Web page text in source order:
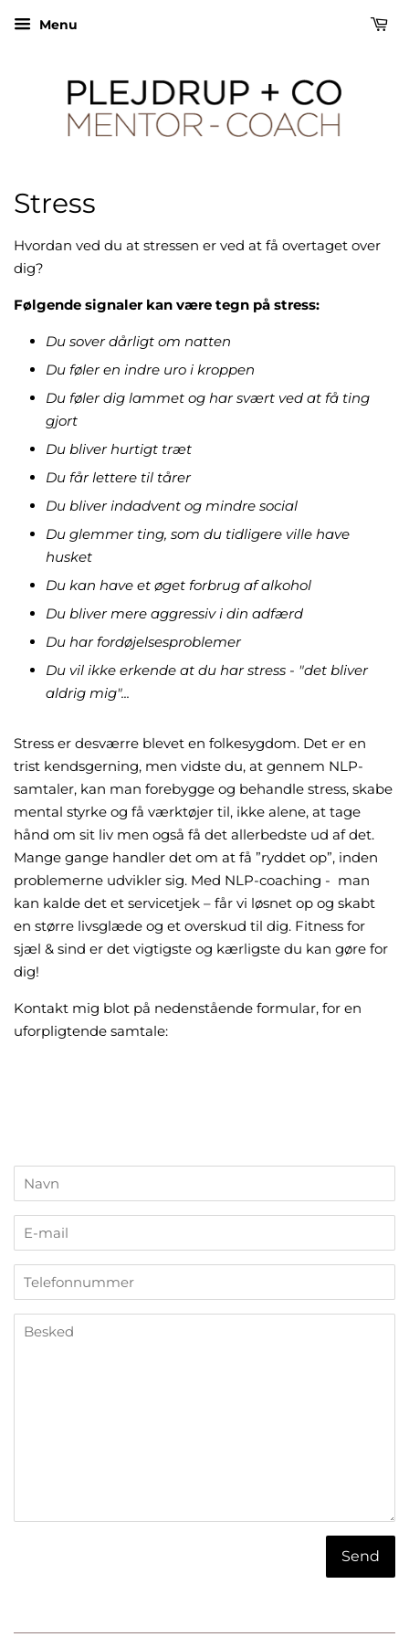
Menu
Stress
Hvordan ved du at stressen er ved at få overtaget over
dig?
Følgende signaler kan være tegn på stress:
Du sover dårligt om natten
Du føler en indre uro i kroppen
Du føler dig lammet og har svært ved at få ting
gjort
Du bliver hurtigt træt
Du får lettere til tårer
Du bliver indadvent og mindre social
Du glemmer ting, som du tidligere ville have
husket
Du kan have et øget forbrug af alkohol
Du bliver mere aggressiv i din adfærd
Du har fordøjelsesproblemer
Du vil ikke erkende at du har stress - "det bliver
aldrig mig"...
Stress er desværre blevet en folkesygdom. Det er en
trist kendsgerning, men vidste du, at gennem NLP-
samtaler, kan man forebygge og behandle stress, skabe
mental styrke og få værktøjer til, ikke alene, at tage
hånd om sit liv men også få det allerbedste ud af det.
Mange gange handler det om at få ”ryddet op”, inden
problemerne udvikler sig. Med NLP-coaching - man
kan kalde det et servicetjek – får vi løsnet op og skabt
en større livsglæde og et overskud til dig. Fitness for
sjæl & sind er det vigtigste og kærligste du kan gøre for
dig!
Kontakt mig blot på nedenstående formular, for en
uforpligtende samtale:
Navn
E-
mail
Telefonnummer
Besked